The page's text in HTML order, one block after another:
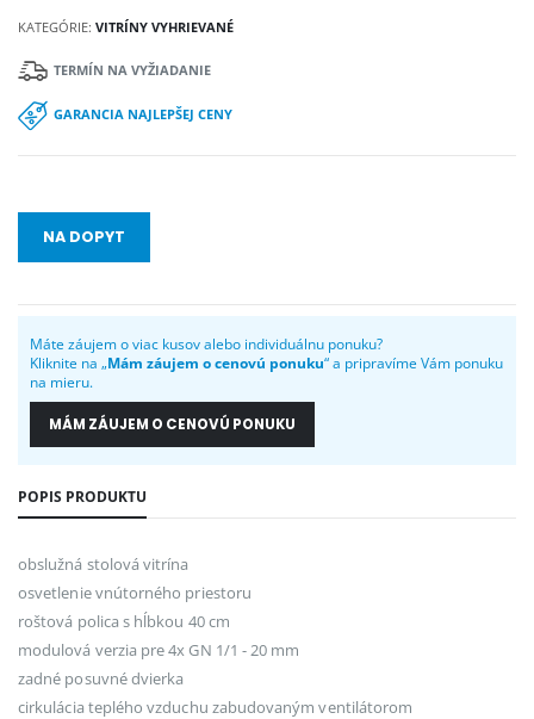
KATEGÓRIE:VITRÍNY VYHRIEVANÉ
TERMÍN NA VYŽIADANIE
GARANCIA NAJLEPŠEJ CENY
NA DOPYT
Máte záujem o viac kusov alebo individuálnu ponuku?
Kliknite na „Mám záujem o cenovú ponuku“ a pripravíme Vám ponuku
na mieru.
MÁM ZÁUJEM O CENOVÚ PONUKU
POPIS PRODUKTU
obslužná stolová vitrína
osvetlenie vnútorného priestoru
roštová polica s hĺbkou 40 cm
modulová verzia pre 4x GN 1/1 - 20 mm
zadné posuvné dvierka
cirkulácia teplého vzduchu zabudovaným ventilátorom